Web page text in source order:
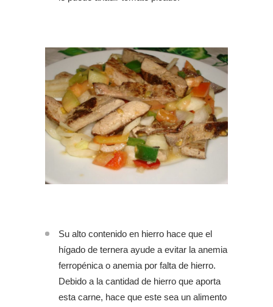
Su alto contenido en hierro hace que el
hígado de ternera ayude a evitar la anemia
ferropénica o anemia por falta de hierro.
Debido a la cantidad de hierro que aporta
esta carne, hace que este sea un alimento